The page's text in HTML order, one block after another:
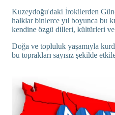
Kuzeydoğu'daki İrokilerden
halklar binlerce yıl boyunca bu
kendine özgü dilleri, kültürleri ve
Doğa ve topluluk yaşamıyla
bu toprakları sayısız şekilde